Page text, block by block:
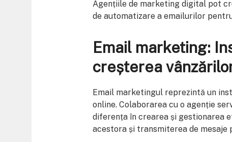
Agențiile de marketing digital pot
de automatizare a emailurilor
Email marketing:
creșterea
Email marketingul reprezintă un
online. Colaborarea cu o agenție
diferența în crearea și gestionarea
acestora și transmiterea de mesaje